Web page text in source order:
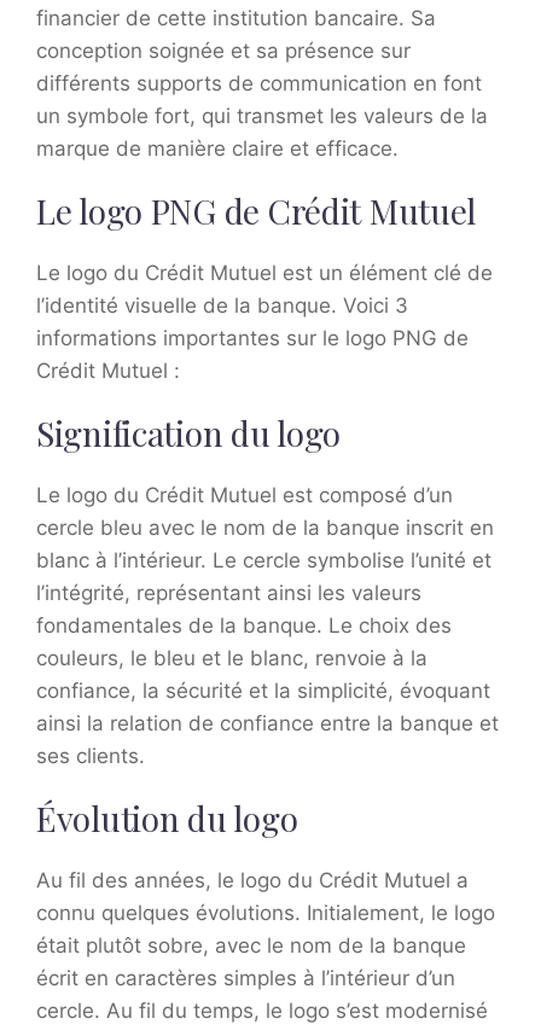
financier de cette institution bancaire. Sa
conception soignée et sa présence sur
différents supports de communication en font
un symbole fort, qui transmet les valeurs de la
marque de manière claire et efficace.
Le logo PNG de Crédit Mutuel
Le logo du Crédit Mutuel est un élément clé de
l’identité visuelle de la banque. Voici 3
informations importantes sur le logo PNG de
Crédit Mutuel :
Signification du logo
Le logo du Crédit Mutuel est composé d’un
cercle bleu avec le nom de la banque inscrit en
blanc à l’intérieur. Le cercle symbolise l’unité et
l’intégrité, représentant ainsi les valeurs
fondamentales de la banque. Le choix des
couleurs, le bleu et le blanc, renvoie à la
confiance, la sécurité et la simplicité, évoquant
ainsi la relation de confiance entre la banque et
ses clients.
Évolution du logo
Au fil des années, le logo du Crédit Mutuel a
connu quelques évolutions. Initialement, le logo
était plutôt sobre, avec le nom de la banque
écrit en caractères simples à l’intérieur d’un
cercle. Au fil du temps, le logo s’est modernisé